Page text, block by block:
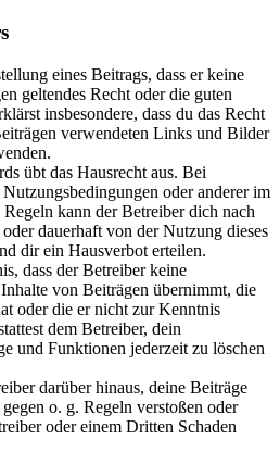
eines Beitrags, dass er keine
geltendes Recht oder die guten
insbesondere, dass du das Recht
verwendeten Links und Bilder
übt das Hausrecht aus. Bei
oder anderer im
kann der Betreiber dich nach
dauerhaft von der Nutzung dieses
dir ein Hausverbot erteilen.
dass der Betreiber keine
von Beiträgen übernimmt, die
oder die er nicht zur Kenntnis
dem Betreiber, dein
und Funktionen jederzeit zu löschen
darüber hinaus, deine Beiträge
o. g. Regeln verstoßen oder
oder einem Dritten Schaden